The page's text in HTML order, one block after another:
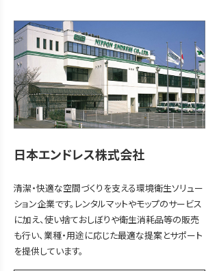
日本エンドレス株式会社
清潔・快適な空間づくりを支える環境衛生ソリュー
ション企業です。レンタルマットやモップのサービス
に加え、使い捨ておしぼりや衛生消耗品等の販売
も行い、業種・用途に応じた最適な提案とサポート
を提供しています。